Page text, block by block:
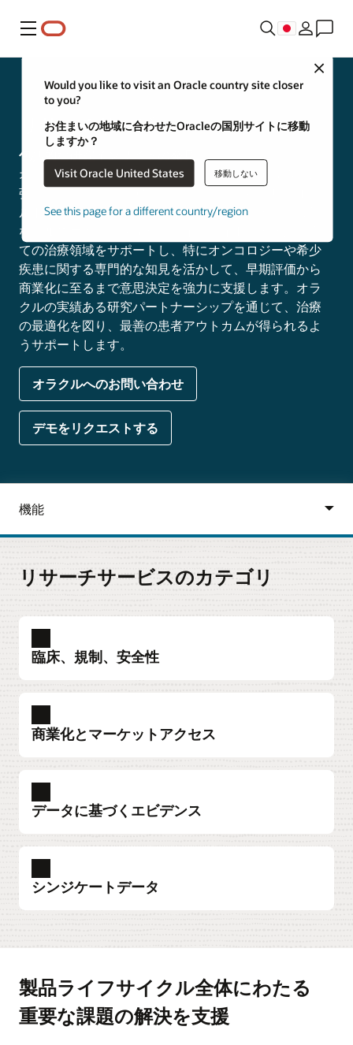
メニュー
Close
Would you like to visit an Oracle country site closer
to you?
お住まいの地域に合わせたOracleの国別サイトに移動
しますか？
Visit Oracle United States 移動しない
See this page for a different country/region
ライフサイエンス
リサーチサービス
包括的な研究インサイトの発見
オラクルの統合サービスを活用し、臨床研究をさらに
強化しましょう。研究分野の専門知識、AI、リアルワー
ルドデータ、高度な分析を組み合わせることで、複雑
なヘルスケアデータを有用なインサイトへと変換。全
ての治療領域をサポートし、特にオンコロジーや希少
疾患に関する専門的な知見を活かして、早期評価から
商業化に至るまで意思決定を強力に支援します。オラ
クルの実績ある研究パートナーシップを通じて、治療
の最適化を図り、最善の患者アウトカムが得られるよ
うサポートします。
オラクルへのお問い合わせ
デモをリクエストする
リサーチサービスのカテゴリ
臨床、規制、安全性
臨床試験におけるクリニカル・メディカルライ
ティングでは、規制要件を満たす高品質な臨床
文書を作成。迅速かつ正確でコンプライアンス
に即した試験報告書や申請資料を提供し、グロ
新たに収集された一次データと既存の二次情報
を組み合わせ、質の高い包括的なエビデンスを
創出します。
商業化とマーケットアクセス
医師の行動を徹底的に分析し、ブランドを活性
となっている要因を明確に示します。
疾患の全体像
データに基づくエビデンス
シンジケートデータ
製品ライフサイクル全体にわたる
重要な課題の解決を支援